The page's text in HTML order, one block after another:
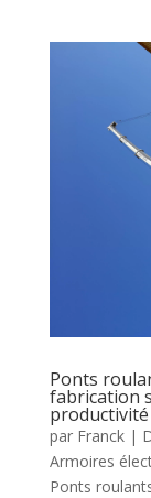
Ponts
fabrication
productivité
par Franck|
Armoires
Ponts